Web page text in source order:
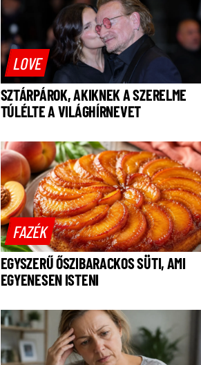
LOVE
SZTÁRPÁROK, AKIKNEK A SZERELME
TÚLÉLTE A VILÁGHÍRNEVET
FAZÉK
EGYSZERŰ ŐSZIBARACKOS SÜTI, AMI
EGYENESEN ISTENI